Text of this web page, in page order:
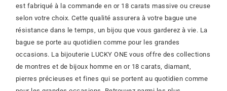
est fabriqué à la commande en or 18 carats massive ou creuse
selon votre choix. Cette qualité assurera à votre bague une
résistance dans le temps, un bijou que vous garderez à vie. La
bague se porte au quotidien comme pour les grandes
occasions. La bijouterie LUCKY ONE vous offre des collections
de montres et de bijoux homme en or 18 carats, diamant,
pierres précieuses et fines qui se portent au quotidien comme